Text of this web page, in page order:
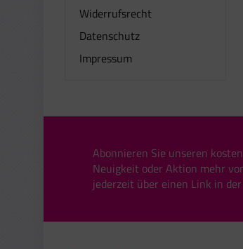
Widerrufsrecht
Datenschutz
Impressum
Abonnieren Sie unseren
Neuigkeit oder Aktion mehr
jederzeit über einen Link in